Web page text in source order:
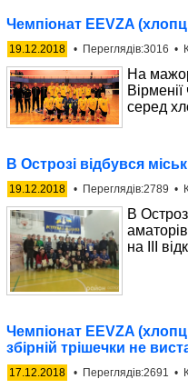
Чемпіонат EEVZA
19.12.2018 • Переглядів:3016 •
На
серед
В Острозі відбувся
19.12.2018 • Переглядів:2789 •
В
на ІІІ
Чемпіонат EEVZA
збірній трішечки не
17.12.2018 • Переглядів:2691 •